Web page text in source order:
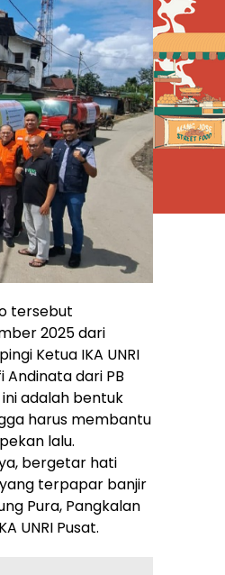
tersebut
2025 dari
Ketua IKA UNRI
Andinata dari PB
adalah bentuk
harus membantu
lalu.
bergetar hati
terpapar banjir
Pura, Pangkalan
UNRI Pusat.